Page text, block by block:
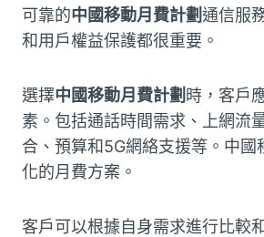
可靠的中國移動月費計劃通信服
和用戶權益保護都很重要。
選擇中國移動月費計劃 時，客戶
素。包括通話時間需求、上網流
合、預算和5G網絡支援等。中國
化的月費方案。
客戶可以根據自身需求進行比較